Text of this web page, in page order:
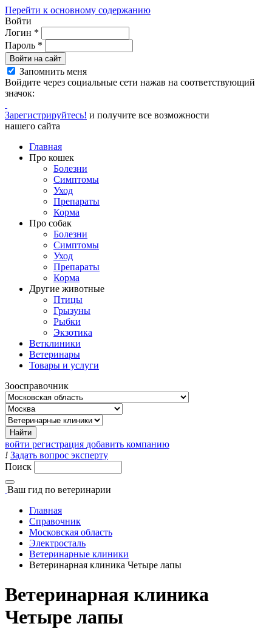
Перейти к основному содержанию
Войти
Логин *
Пароль *
Войти на сайт
Запомнить меня
Войдите через социальные сети нажав на соответствующий
значок:
Зарегистрируйтесь! и получите все возможности
нашего сайта
Главная
Про кошек
Болезни
Симптомы
Уход
Препараты
Корма
Про собак
Болезни
Симптомы
Уход
Препараты
Корма
Другие животные
Птицы
Грызуны
Рыбки
Экзотика
Ветклиники
Ветеринары
Товары и услуги
Зоосправочник
войти регистрация добавить компанию
! Задать вопрос эксперту
Поиск
Ваш гид по ветеринарии
Главная
Справочник
Московская область
Электросталь
Ветеринарные клиники
Ветеринарная клиника Четыре лапы
Ветеринарная клиника
Четыре лапы